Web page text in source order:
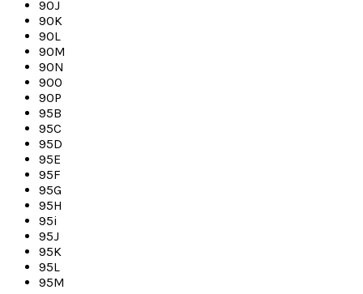
90J
90K
90L
90M
90N
90O
90P
95B
95C
95D
95E
95F
95G
95H
95i
95J
95K
95L
95M